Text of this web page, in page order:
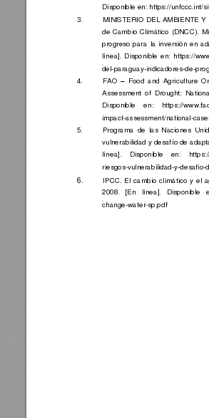
Disponible en: https://unfccc.int/
3.
MINISTERIO DE L AMBIENTE Y
de Cambio Climático (DNCC).
progreso para la inversión en ad
línea].
Disponible en: https://
del-paraguay-indicadores-de-
4.
FAO – Food and Agriculture
Assessment of Drought:
Disponible
en:
https://
impact-as sessment/national-
5.
Programa de las N aciones
vulnerabilidad y desaf ío de
línea].
Disponible en:
riesgos-vulnerab ilidad-y-desafio-
6. IPCC. El cambio climático y el a
2008.
[En línea]. Disponible
change-water-sp.pdf